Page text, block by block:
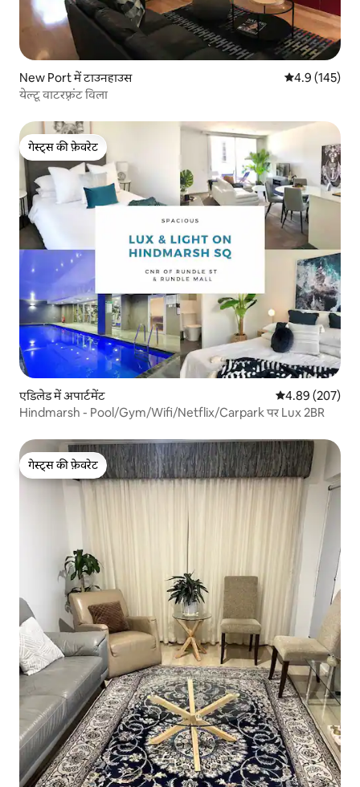
New Port में टाउनहाउस औसत रेटिंग 5 में
4.9 (145)
येल्टू वाटरफ़्रंट विला
गेस्ट्स की फ़ेवरेट
गेस्ट्स की फ़ेवरेट
एडिलेड में अपार्टमेंट औसत रेटिंग 5 में से
4.89 (207)
Hindmarsh - Pool/Gym/Wifi/Netflix/Carpark पर Lux 2BR
गेस्ट्स की फ़ेवरेट
गेस्ट्स की फ़ेवरेट